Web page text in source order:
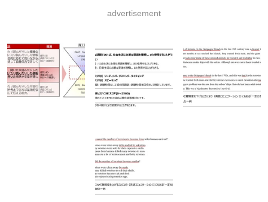
advertisement